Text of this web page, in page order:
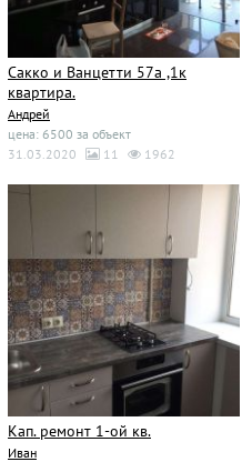
Сакко и Ванцетти 57а ,1к
квартира.
Андрей
цена: 6500 за объект
31.03.2020
11 1962
Кап. ремонт 1-ой кв.
Иван